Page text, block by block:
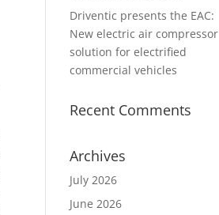
Driventic presents the EAC:
New electric air compressor
solution for electrified
commercial vehicles
Recent Comments
Archives
July 2026
June 2026